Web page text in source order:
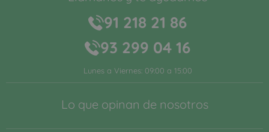
UNA
© Globalfinanz Gestión Correduría de Seguros. Calle Caleruega,